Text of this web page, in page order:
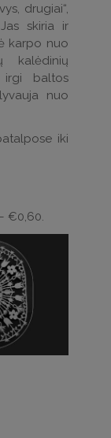
drugiai“,
skiria ir
karpo nuo
kalėdinių
irgi baltos
nuo
iki
€0,60.